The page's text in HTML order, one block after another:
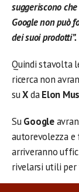
suggeriscono
Google non può
dei suoi prodotti”.
Quindi stavolta
ricerca non
suXdaElon
SuGoogle
autorevolezza e
arriveranno
rivelarsi utili